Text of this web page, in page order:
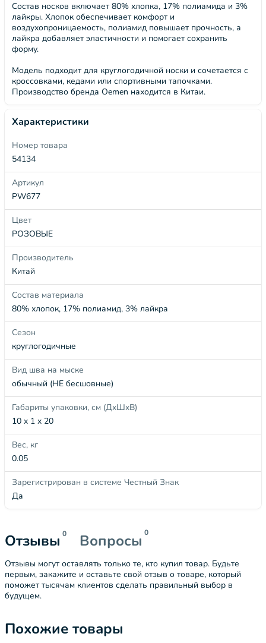
Состав носков включает 80% хлопка, 17% полиамида и 3%
лайкры. Хлопок обеспечивает комфорт и
воздухопроницаемость, полиамид повышает прочность, а
лайкра добавляет эластичности и помогает сохранить
форму.
Модель подходит для круглогодичной носки и сочетается с
кроссовками, кедами или спортивными тапочками.
Производство бренда Oemen находится в Китаи.
Характеристики
Номер товара
54134
Артикул
PW677
Цвет
РОЗОВЫЕ
Производитель
Китай
Состав материала
80% хлопок, 17% полиамид, 3% лайкра
Сезон
круглогодичные
Вид шва на мыске
обычный (НЕ бесшовные)
Габариты упаковки, см (ДхШхВ)
10 x 1 x 20
Вес, кг
0.05
Зарегистрирован в системе Честный Знак
Да
Отзывы 0 Вопросы 0
Отзывы могут оставлять только те, кто купил товар. Будьте
первым, закажите и оставьте свой отзыв о товаре, который
поможет тысячам клиентов сделать правильный выбор в
будущем.
Похожие товары